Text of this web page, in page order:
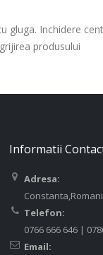
gluga. Inchidere
produsului
Informatii
Adresa:
Telefon:
0766 666 646 |
Email: